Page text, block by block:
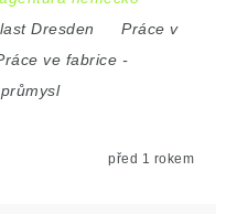
Dresden
Práce v
ve fabrice -
před 1 rokem